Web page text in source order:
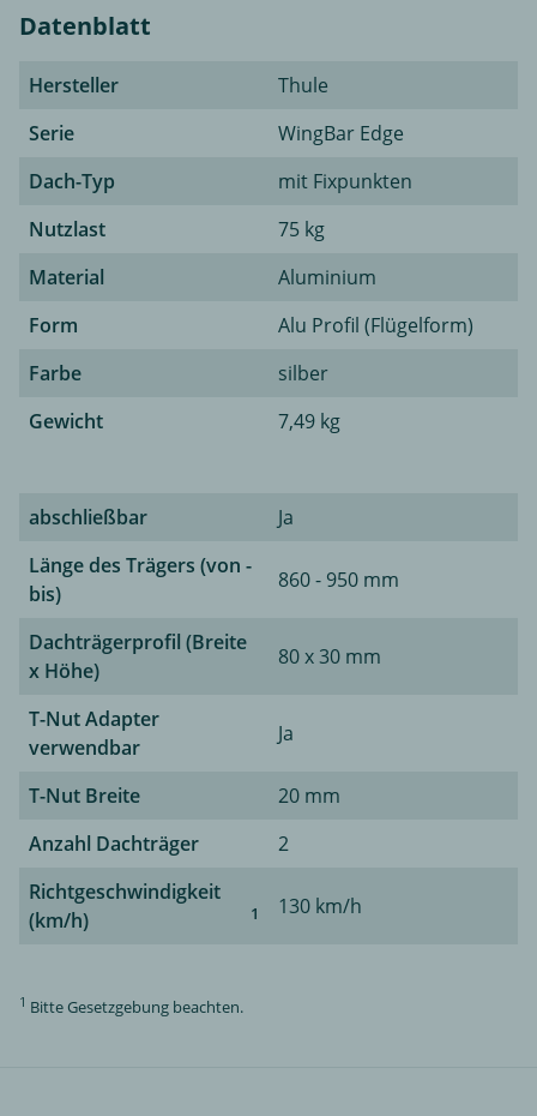
Datenblatt
Hersteller
Thule
Serie
WingBar Edge
Dach-Typ
mit Fixpunkten
Nutzlast
75 kg
Material
Aluminium
Form
Alu Profil (Flügelform)
Farbe
silber
Gewicht
7,49 kg
abschließbar
Ja
Länge des Trägers (von -
bis)
860 - 950 mm
Dachträgerprofil (Breite
x Höhe)
80 x 30 mm
T-Nut Adapter
verwendbar
Ja
T-Nut Breite
20 mm
Anzahl Dachträger
2
Richtgeschwindigkeit
(km/h)
1 130 km/h
1 Bitte Gesetzgebung beachten.